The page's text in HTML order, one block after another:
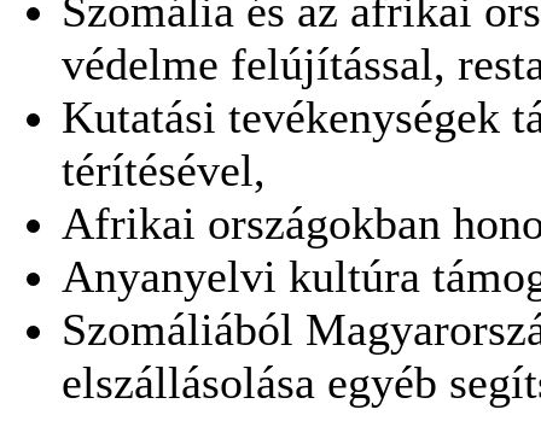
Szomália és az afrikai
védelme felújítással,
Kutatási tevékenységek
térítésével,
Afrikai országokban
Anyanyelvi kultúra
Szomáliából
elszállásolása egyéb